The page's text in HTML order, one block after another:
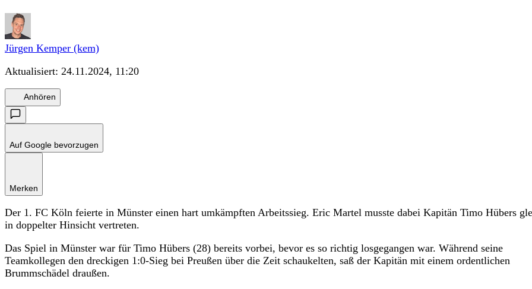
Jürgen Kemper (kem)
Aktualisiert: 24.11.2024, 11:20
Anhören
Auf Google bevorzugen
Merken
Der 1. FC Köln feierte in Münster einen hart umkämpften Arbeitssieg. Eric Martel musste dabei Kapitän Timo Hübers
in doppelter Hinsicht vertreten.
Das Spiel in Münster war für Timo Hübers (28) bereits vorbei, bevor es so richtig losgegangen war. Während seine
Teamkollegen den dreckigen 1:0-Sieg bei Preußen über die Zeit schaukelten, saß der Kapitän mit einem ordentlichen
Brummschädel draußen.